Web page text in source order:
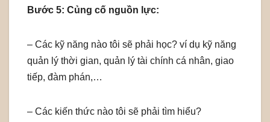
Bước 5: Củng cố nguồn lực:
– Các kỹ năng nào tôi sẽ phải học? ví dụ kỹ năng
quản lý thời gian, quản lý tài chính cá nhân, giao
tiếp, đàm phán,…
– Các kiến thức nào tôi sẽ phải tìm hiểu?